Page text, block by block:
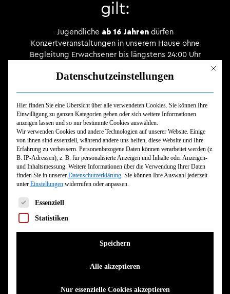
gilt:
Jugendliche ab 16 Jahrendürfen
Konzertveranstaltungen in unserem Hause ohne
Begleitung Erwachsener bis längstens 24:00 Uhr
Personensorgeberechtigen (Eltern, Elternteil), oder
eines nachweislich volljährigen Erziehungsbeauftragten
(Vertrauensperson, Freunde,…) unter Vorlage einer
Erziehungsbeauftragung, auch Muttizettel genannt,
gestattet (JuSchG §1, Abs. 1 Nr. 4)
Bis auf ausgewiesene Kinderkonzerte halten wir
Livekonzerte für Kinder unter 10 Jahren ohne
Kinder unter 3 Jahren für
Aus dem genannten Grund ist das Einlasspersonal
verwehren. Wir behalten uns ausdrücklich vor, auch
einzulassen. Dies dient dem Schutz und dem Wohl des
Mit
Datenschutzeinstellungen
Hier finden Sie eine Übersicht über alle verwendeten Cookies. Sie können Ihre
Einwilligung zu ganzen Kategorien geben oder sich weitere Informationen
anzeigen lassen und so nur bestimmte Cookies auswählen.
Wir verwenden Cookies und andere Technologien auf unserer Website. Einige
von ihnen sind essenziell, während andere uns helfen, diese Website und Ihre
Erfahrung zu verbessern. Personenbezogene Daten können verarbeitet werden (z.
B. IP-Adressen), z. B. für personalisierte Anzeigen und Inhalte oder Anzeigen-
und Inhaltsmessung. Weitere Informationen über die Verwendung Ihrer Daten
finden Sie in unserer Datenschutzerklärung Sie können Ihre Auswahl jederzeit
unter Einstellungen widerrufen oder anpassen.
Es folgt eine Liste der Service-Gruppen, für die eine
Essenziell
Statistiken
Speichern
Alle akzeptieren
Nur essenzielle Cookies akzeptieren